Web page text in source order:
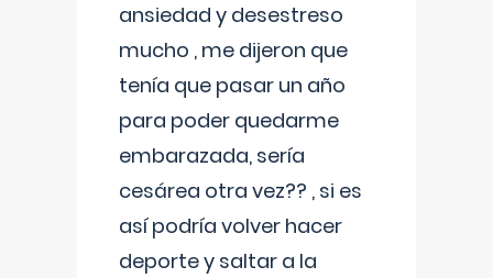
ansiedad y desestreso
mucho , me dijeron que
tenía que pasar un año
para poder quedarme
embarazada, sería
cesárea otra vez?? , si es
así podría volver hacer
deporte y saltar a la